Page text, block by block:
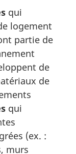
qui
logement
partie de
de
de
qui
(ex. :
murs